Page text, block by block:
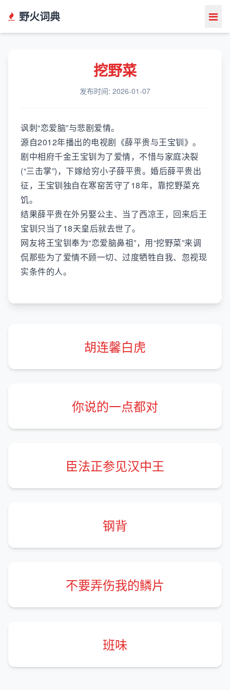
野火词典
挖野菜
发布时间: 2026-01-07
讽刺“恋爱脑”与悲剧爱情。
源自2012年播出的电视剧《薛平贵与王宝钏》。
剧中相府千金王宝钏为了爱情，不惜与家庭决裂
(“三击掌”)，下嫁给穷小子薛平贵。婚后薛平贵出
征，王宝钏独自在寒窑苦守了18年，靠挖野菜充
饥。
结果薛平贵在外另娶公主、当了西凉王，回来后王
宝钏只当了18天皇后就去世了。
网友将王宝钏奉为“恋爱脑鼻祖”，用“挖野菜”来调
侃那些为了爱情不顾一切、过度牺牲自我、忽视现
实条件的人。
胡连馨白虎
你说的一点都对
臣法正参见汉中王
钢背
不要弄伤我的鳞片
班味